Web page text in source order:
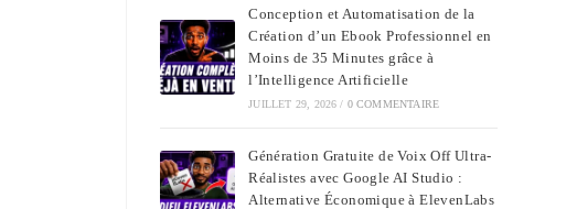
Conception et Automatisation de la
Création d’un Ebook Professionnel en
Moins de 35 Minutes grâce à
l’Intelligence Artificielle
JUILLET 29, 2026 / 0 COMMENTAIRE
Génération Gratuite de Voix Off Ultra-
Réalistes avec Google AI Studio :
Alternative Économique à ElevenLabs